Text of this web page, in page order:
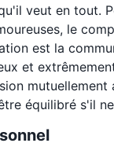
veut en tout.
le
est la
et
équilibré s'il